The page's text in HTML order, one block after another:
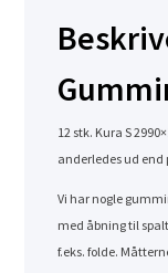
12 stk. Kura S
anderledes ud end
Vi har nogle
med åbning til
f.eks. folde.